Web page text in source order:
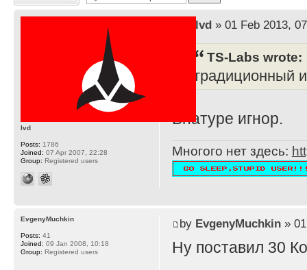
lvd» 01 Feb 2013,
TS-Labs wrote:
традиционный
Внатуре игнор.
Многого нет здесь:
lvd
Posts: 1786
Joined: 07 Apr 2007, 22:28
Group: Registered users
by EvgenyMuchkin» 01
Ну поставил 30
EvgenyMuchkin
Posts: 41
Joined: 09 Jan 2008, 10:18
Group: Registered users